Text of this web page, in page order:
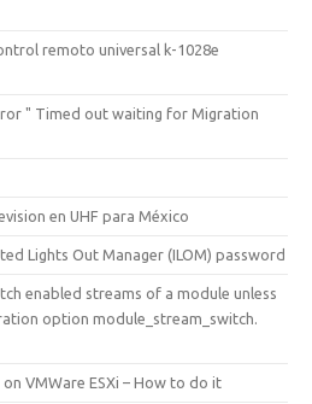
remoto universal k-1028e
" Timed out waiting for Migration
en UHF para México
Lights Out Manager (ILOM) password
enabled streams of a module unless
option module_stream_switch.
VMWare ESXi – How to do it